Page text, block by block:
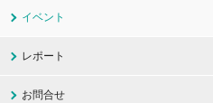
イベント
レポート
お問合せ